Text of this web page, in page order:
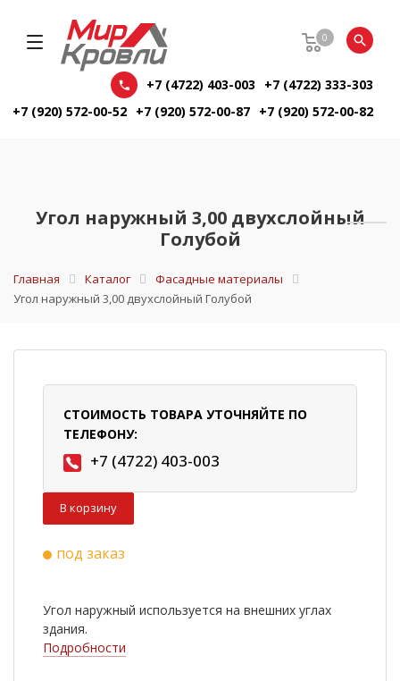
0
+7 (4722) 403-003
+7 (4722) 333-303
+7 (920) 572-00-52 +7 (920) 572-00-87 +7 (920) 572-00-82
Угол наружный 3,00 двухслойный
Голубой
Главная Каталог
Фасадные материалы
Угол наружный 3,00 двухслойный Голубой
СТОИМОСТЬ ТОВАРА УТОЧНЯЙТЕ ПО
ТЕЛЕФОНУ:
+7 (4722) 403-003
В корзину
под заказ
Угол наружный используется на внешних углах
здания.
Подробности